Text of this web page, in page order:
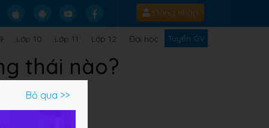
Đăng nhập
Lớp 10 Lớp 11 Lớp 12 Đại học Tuyển GV
thái nào?
Bỏ qua >>